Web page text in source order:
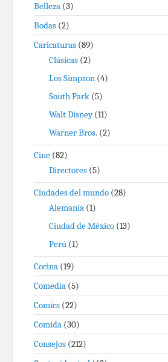
Belleza (3)
Bodas (2)
Caricaturas (89)
Clásicas (2)
Los Simpson (4)
South Park (5)
Walt Disney(11)
Warner Bros. (2)
Cine (82)
Directores (5)
Ciudades del mundo (28)
Alemania (1)
Ciudad de México (13)
Perú (1)
Cocina (19)
Comedia (5)
Comics (22)
Comida (30)
Consejos (212)